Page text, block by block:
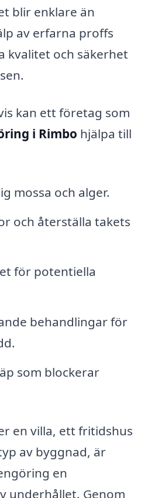
blir enklare än
av erfarna proffs
kvalitet och säkerhet
kan ett företag som
i Rimbo hjälpa till
mossa och alger.
och återställa takets
för potentiella
behandlingar för
som blockerar
en villa, ett fritidshus
av byggnad, är
en
underhållet. Genom